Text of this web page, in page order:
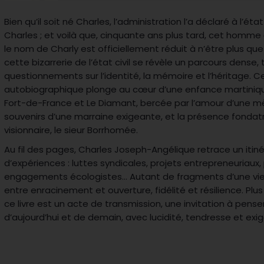
Bien qu’il soit né Charles, l’administration l’a déclaré à
Charles ; et voilà que, cinquante ans plus tard, cet
le nom de Charly est officiellement réduit à n’être plus que
cette bizarrerie de l’état civil se révèle un parcours dense,
questionnements sur l’identité, la mémoire et l’héritage.
autobiographique plonge au cœur d’une enfance
Fort-de-France et Le Diamant, bercée par l’amour d’une
souvenirs d’une marraine exigeante, et la présence
visionnaire, le sieur Borrhomée.
Au fil des pages, Charles Joseph-Angélique retrace un
d’expériences : luttes syndicales, projets
engagements écologistes… Autant de fragments d’une
entre enracinement et ouverture, fidélité et résilience.
ce livre est un acte de transmission, une invitation à
d’aujourd’hui et de demain, avec lucidité, tendresse et